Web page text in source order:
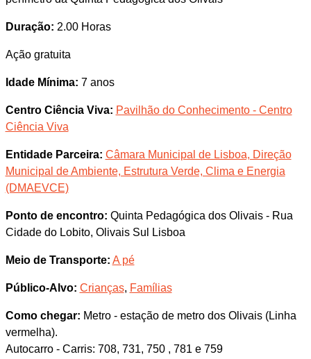
Duração: 2.00 Horas
Ação gratuita
Idade Mínima: 7 anos
Centro Ciência Viva: Pavilhão do Conhecimento - Centro
Ciência Viva
Entidade Parceira: Câmara Municipal de Lisboa, Direção
Municipal de Ambiente, Estrutura Verde, Clima e Energia
(DMAEVCE)
Ponto de encontro: Quinta Pedagógica dos Olivais - Rua
Cidade do Lobito, Olivais Sul Lisboa
Meio de Transporte: A pé
Público-Alvo: Crianças, Famílias
Como chegar: Metro - estação de metro dos Olivais (Linha
vermelha).
Autocarro - Carris: 708, 731, 750 , 781 e 759